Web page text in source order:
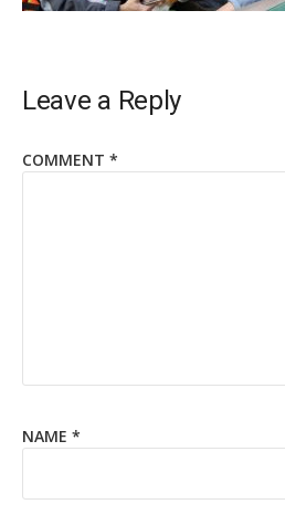
Leave a Reply
COMMENT *
NAME *